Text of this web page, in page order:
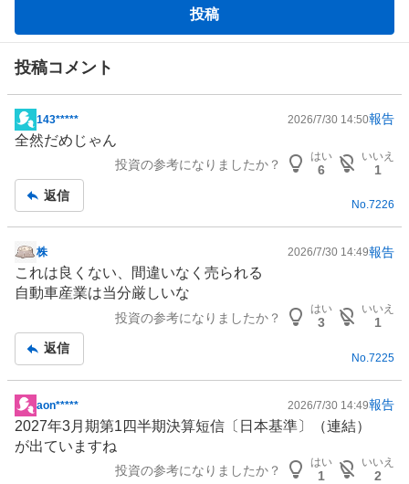
板
投稿
投稿コメント
掲
示
事
143***** 2026/7/30 14:50報告
全然だめじゃん
投資の参考になりましたか？
はい
6
いいえ
1
返信
No.7226
掲
示
板
株 2026/7/30 14:49報告
これは良くない、間違いなく売られる
自動車産業は当分厳しいな
投資の参考になりましたか？
はい
3
いいえ
1
返信
No. 7225
掲
示
板
aon***** 2026/7/30 14:49報告
2027年3月期第1四半期決算短信〔日本基準〕（連結）
が出ていますね
投資の参考になりましたか？
はい
1
いいえ
2